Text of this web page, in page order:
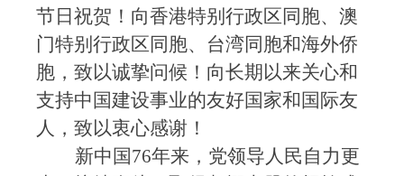
节日祝贺！向香港特别行政区同胞、澳
门特别行政区同胞、台湾同胞和海外侨
胞，致以诚挚问候！向长期以来关心和
支持中国建设事业的友好国家和国际友
人，致以衷心感谢！
新中国76年来，党领导人民自力更